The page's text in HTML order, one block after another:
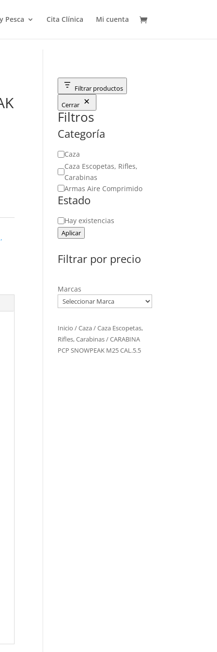
Pesca Cita Clínica Mi cuenta
Filtrar productos
Cerrar
Filtros
Categoría
Categoría
Caza
Caza Escopetas, Rifles,
Carabinas
Armas Aire Comprimido
Estado
Estado
Hay existencias
Aplicar
Filtrar por precio
Marcas
Inicio /Caza/Caza Escopetas,
Rifles, Carabinas/ CARABINA
PCP SNOWPEAK M25 CAL.5.5